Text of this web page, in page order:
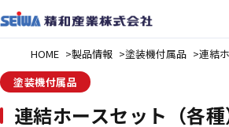
HOME 製品情報 塗装機付属品
連結
塗装機付属品
連結ホースセット（各種